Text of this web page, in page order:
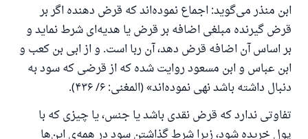
ابن منذر می‌گوید: اجماع نموده‌اند که قرض دهنده اگر بر
قرض گیرنده مبلغی اضافه بر قرض یا هدیه‌ای شرط نماید و
بر اساس آن اضافه قرض دهد، آن ربا است. و از ابی بن کعب و
ابن عباس و ابن مسعود روایت شده که از قرضی که سود به
دنبال داشته باشد نهی نموده‌اند» (المغنی: ۶/ ۴۳۶).
تفاوتی ندارد که قرض نقدی باشد یا جنس، یا چیزی که با
پول خریده شود، زیرا شرط گذاشتن سود در همه‌ی این‌ها